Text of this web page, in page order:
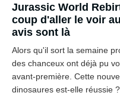
Jurassic World
coup d'aller le voir
avis sont là
Alors qu'il sort la semaine
des chanceux ont déjà pu
avant-première. Cette
dinosaures est-elle réussie